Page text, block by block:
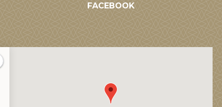
FACEBOOK